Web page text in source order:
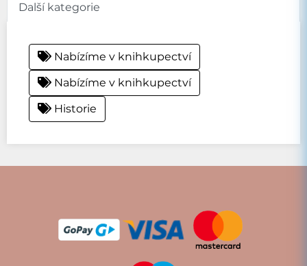
Další kategorie
Nabízíme v knihkupectví
Nabízíme v knihkupectví
Historie